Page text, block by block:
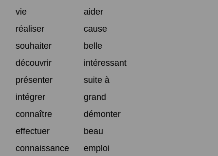
vie
aider
réaliser
cause
souhaiter
belle
découvrir
intéressant
présenter
suite à
intégrer
grand
connaître
démonter
effectuer
beau
connaissance
emploi